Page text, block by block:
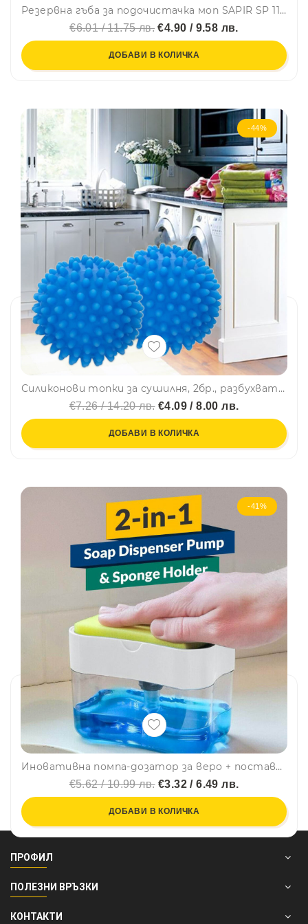
Резервна гъба за подочистачка моп SAPIR SP 1120 LI, Сив
€6.01 / 11.75 лв. €4.90 / 9.58 лв.
ДОБАВИ В КОЛИЧКА
-44%
Силиконови топки за сушилня, 2бр., разбухват и съживяват тъканите
€7.26 / 14.20 лв.€4.09 / 8.00 лв.
ДОБАВИ В КОЛИЧКА
-41%
Иновативна помпа-дозатор за веро + поставка с гъба, удобно, лесно, практично SOAP PUMP, правоъгълна, BFO
€5.62 / 10.99 лв.€3.32 / 6.49 лв.
ДОБАВИ В КОЛИЧКА
ПРОФИЛ
ПОЛЕЗНИ ВРЪЗКИ
КОНТАКТИ